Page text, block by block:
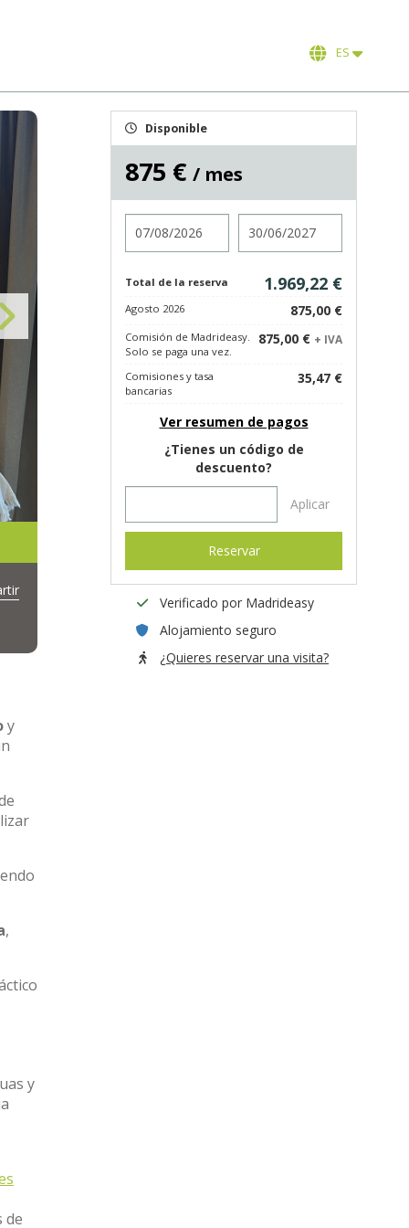
ES
y
,
y
de
Disponible
875 € / mes
Total de la reserva 1.969,22 €
Agosto 2026 875,00 €
Comisión de Madrideasy.
Solo se paga una vez.
875,00 € + IVA
Comisiones y tasa
bancarias
35,47 €
Ver resumen de pagos
¿Tienes un código de
descuento?
Aplicar
Reservar
Verificado por Madrideasy
Alojamiento seguro
¿Quieres reservar una visita?